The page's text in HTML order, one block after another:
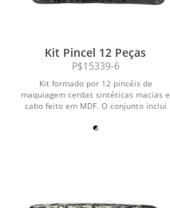
Kit Pincel 12 Peças
P$15339-6
Kit formado por 12 pincéis de
maquiagem cerdas sintéticas macias e
cabo feito em MDF. O conjunto inclui